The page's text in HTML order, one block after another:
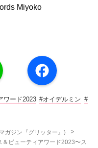
Miyoko
a
c
o
ワード2023 #オイデルミン #
ガジン『グリッター』) >
＆ビューティアワード2023〜ス